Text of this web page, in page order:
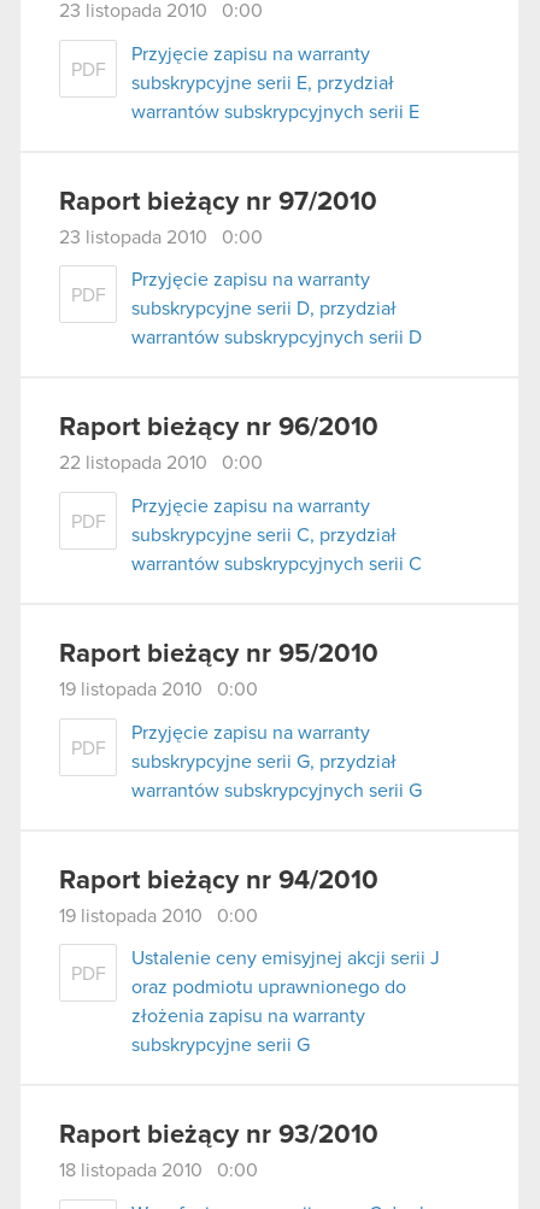
23 listopada 2010 0:00
PDF
Przyjęcie zapisu na warranty
subskrypcyjne serii E, przydział
warrantów subskrypcyjnych serii E
Raport bieżący nr 97/2010
23 listopada 2010 0:00
PDF
Przyjęcie zapisu na warranty
subskrypcyjne serii D, przydział
warrantów subskrypcyjnych serii D
Raport bieżący nr 96/2010
22 listopada 2010 0:00
PDF
Przyjęcie zapisu na warranty
subskrypcyjne serii C, przydział
warrantów subskrypcyjnych serii C
Raport bieżący nr 95/2010
19 listopada 2010 0:00
PDF
Przyjęcie zapisu na warranty
subskrypcyjne serii G, przydział
warrantów subskrypcyjnych serii G
Raport bieżący nr 94/2010
19 listopada 2010 0:00
PDF
Ustalenie ceny emisyjnej akcji serii J
oraz podmiotu uprawnionego do
złożenia zapisu na warranty
subskrypcyjne serii G
Raport bieżący nr 93/2010
18 listopada 2010 0:00